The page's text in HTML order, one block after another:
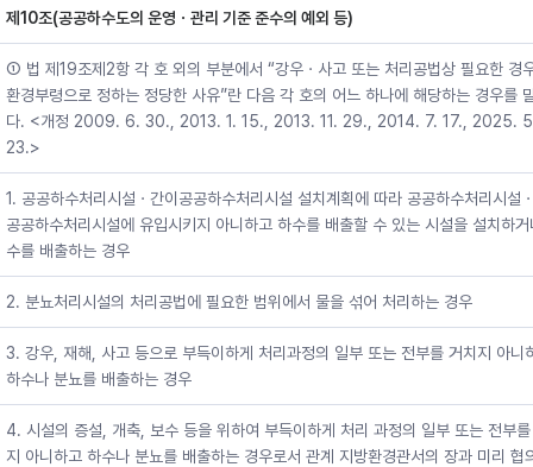
제10조(공공하수도의 운영ㆍ관리 기준 준수의 예외 등)
① 법 제19조제2항 각 호 외의 부분에서 “강우ㆍ사고 또는 처리공법상 필요한 경
환경부령으로 정하는 정당한 사유”란 다음 각 호의 어느 하나에 해당하는 경우를
다. <개정 2009. 6. 30., 2013. 1. 15., 2013. 11. 29., 2014. 7. 17., 2025.
23.>
1. 공공하수처리시설ㆍ간이공공하수처리시설 설치계획에 따라 공공하수처리시설
공공하수처리시설에 유입시키지 아니하고 하수를 배출할 수 있는 시설을 설치하
수를 배출하는 경우
2. 분뇨처리시설의 처리공법에 필요한 범위에서 물을 섞어 처리하는 경우
3. 강우, 재해, 사고 등으로 부득이하게 처리과정의 일부 또는 전부를 거치지 아니
하수나 분뇨를 배출하는 경우
4. 시설의 증설, 개축, 보수 등을 위하여 부득이하게 처리 과정의 일부 또는 전부
지 아니하고 하수나 분뇨를 배출하는 경우로서 관계 지방환경관서의 장과 미리 협